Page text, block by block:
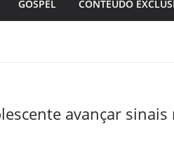
GOSPEL CONTEÚDO
avançar